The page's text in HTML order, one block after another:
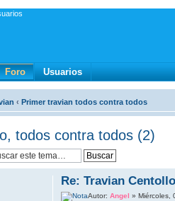
Foro Usuarios
‹ Primer travian todos contra todos
todos contra todos (2)
Re: Travian
Autor:Angel » Miércoles,